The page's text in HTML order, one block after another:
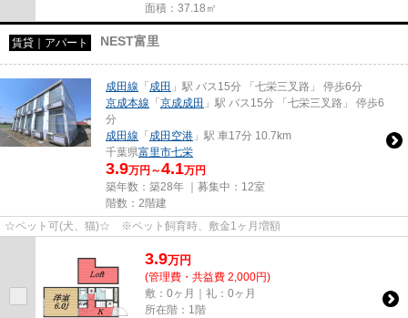
面積：37.18㎡
賃貸｜アパート NEST富里
成田線 「成田 」駅 バス15分 「七栄三叉路」 停歩6分
京成本線 「京成成田 」駅 バス15分 「七栄三叉路」 停歩6
分
成田線 「成田空港 」駅 車17分 10.7km
千葉県富里市七栄
3.9万円～4.1万円
築年数：築28年 ｜募集中： 12室
階数：2階建
☆ペット可(犬、猫)☆ ※ペット飼育時、敷金1ヶ月増額
3.9万円
(管理費・共益費 2,000円)
敷：0ヶ月｜礼：0ヶ月
所在階：1階